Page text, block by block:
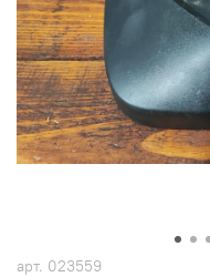
арт. 023559